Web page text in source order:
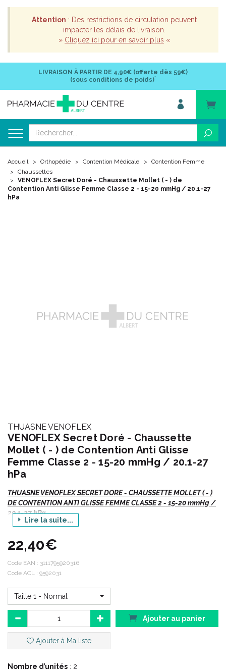
Attention : Des restrictions de circulation peuvent
impacter les délais de livraison.
» Cliquez ici pour en savoir plus «
LIVRAISON À PARTIR DE 4,90€ (offerte dès 59€)
(sous conditions de poids)*
Accueil Orthopédie Contention Médicale
Contention Femme
Chaussettes
VENOFLEX Secret Doré - Chaussette Mollet ( - ) de
Contention Anti Glisse Femme Classe 2 - 15-20 mmHg / 20.1-27
hPa
THUASNE VENOFLEX
VENOFLEX Secret Doré - Chaussette
Mollet ( - ) de Contention Anti Glisse
Femme Classe 2 - 15-20 mmHg / 20.1-27
hPa
THUASNE VENOFLEX SECRET DORE - CHAUSSETTE MOLLET ( - )
DE CONTENTION ANTI GLISSE FEMME CLASSE 2 - 15-20 mmHg /
20.1-27 hPa
Si vous commandez, n' oubliez pas de préciser :
Votre TAILLE.
La hauteur ou le codeACL/ EAN
Description :
De la semi transparence dans de nombreux coloris.
Offre large en termes de taillage et de coloris.
Lire la suite...
22,40€
Code EAN : 3111795920316
Code ACL : 9592031
Taille 1 - Normal
Ajouter au panier
Ajouter à Ma liste
Nombre d’unités : 2